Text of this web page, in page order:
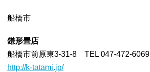
船橋市
鎌形畳店
船橋市前原東3-31-8 TEL 047-472-6069
http://k-tatami.jp/